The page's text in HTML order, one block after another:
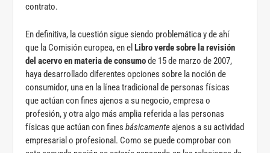
contrato.
En definitiva, la cuestión sigue siendo problemática y de ahí
que la Comisión europea, en elLibro verde sobre la revisión
del acervo en materia de consumode 15 de marzo de 2007,
haya desarrollado diferentes opciones sobre la noción de
consumidor, una en la línea tradicional de personas físicas
que actúan con fines ajenos a su negocio, empresa o
profesión, y otra algo más amplia referida a las personas
físicas que actúan con finesbásicamenteajenos a su actividad
empresarial o profesional. Como se puede comprobar con